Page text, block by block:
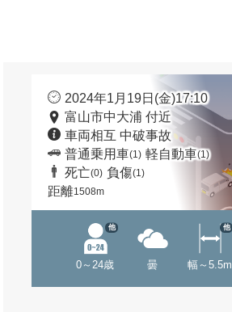
2024年1月19日(金)17:10
富山市中大浦 付近
車両相互 中破事故
普通乗用車(1) 軽自動車(1)
死亡(0) 負傷(1)
距離1508m
0～24歳
他
曇 幅～5.5m
他